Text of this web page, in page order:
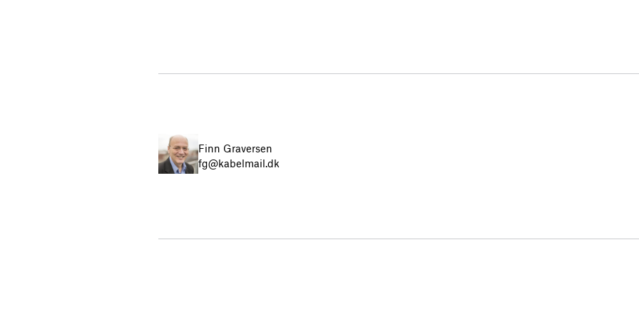
Finn Graversen
fg@kabelmail.dk